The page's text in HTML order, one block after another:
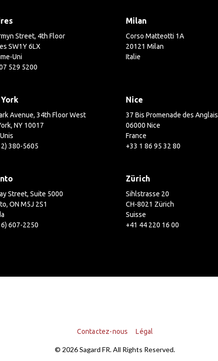
Street, 4th Floor
SW1Y 6LX
Uni
529 5200
Milan
Corso Matteotti 1A
20121 Milan
Italie
Avenue, 34th Floor West
NY 10017
380-5605
Nice
37 Bis Promenade des Anglais
06000 Nice
France
+33 1 86 95 32 80
Street, Suite 5000
ON M5J 2S1
607-2250
Zürich
Sihlstrasse 20
CH-8021 Zürich
Suisse
+41 44 220 16 00
Contactez-nous Légal
© 2026 Sagard FR. All Rights Reserved.